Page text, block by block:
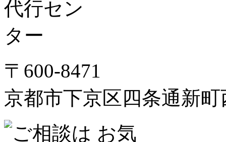
〒600-8471
京都市下京区四条通新